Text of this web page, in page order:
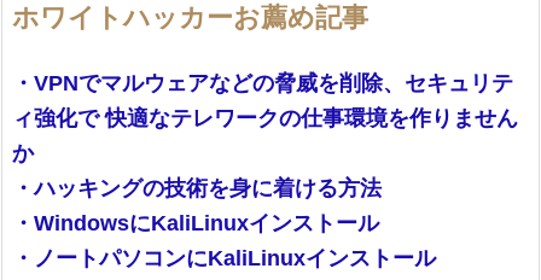
ホワイトハッカーお薦め記事
・VPNでマルウェアなどの脅威を削除、セキュリテ
ィ強化で 快適なテレワークの仕事環境を作りません
か
・ハッキングの技術を身に着ける方法
・WindowsにKaliLinuxインストール
・ノートパソコンにKaliLinuxインストール